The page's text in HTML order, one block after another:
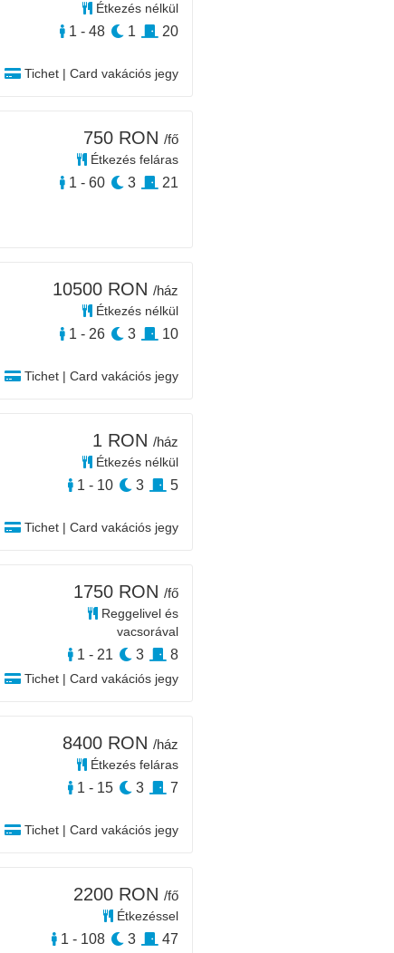
Tichet | Card vakációs jegy
Étkezés nélkül
1 - 48 1 20
750 RON /fő
Étkezés feláras
1 - 60 3 21
Tichet | Card vakációs jegy
10500 RON /ház
Étkezés nélkül
1 - 26 3 10
Tichet | Card vakációs jegy
1 RON /ház
Étkezés nélkül
1 - 10 3 5
Tichet | Card vakációs jegy
1750 RON /fő
Reggelivel és
vacsorával
1 - 21 3 8
Tichet | Card vakációs jegy
8400 RON /ház
Étkezés feláras
1 - 15 3 7
2200 RON /fő
Étkezéssel
1 - 108 3 47